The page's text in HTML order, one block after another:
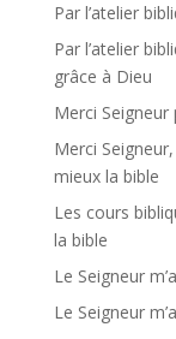
Par l’atelier
Par l’atelier
grâce à Dieu
Merci
Merci
mieux la bible
Les cours
la bible
Le Seigneur
Le Seigneur